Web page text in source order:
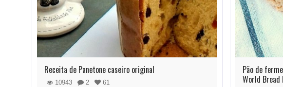
Receita de Panetone caseiro original
10943 2
61
Pão de
World Bread